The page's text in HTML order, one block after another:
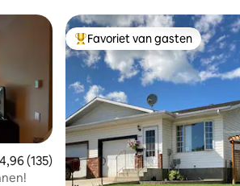
beoordeling van 4,96 op 5, 135
4,96 (135)
Topfavoriet van gasten
Favoriet van gasten